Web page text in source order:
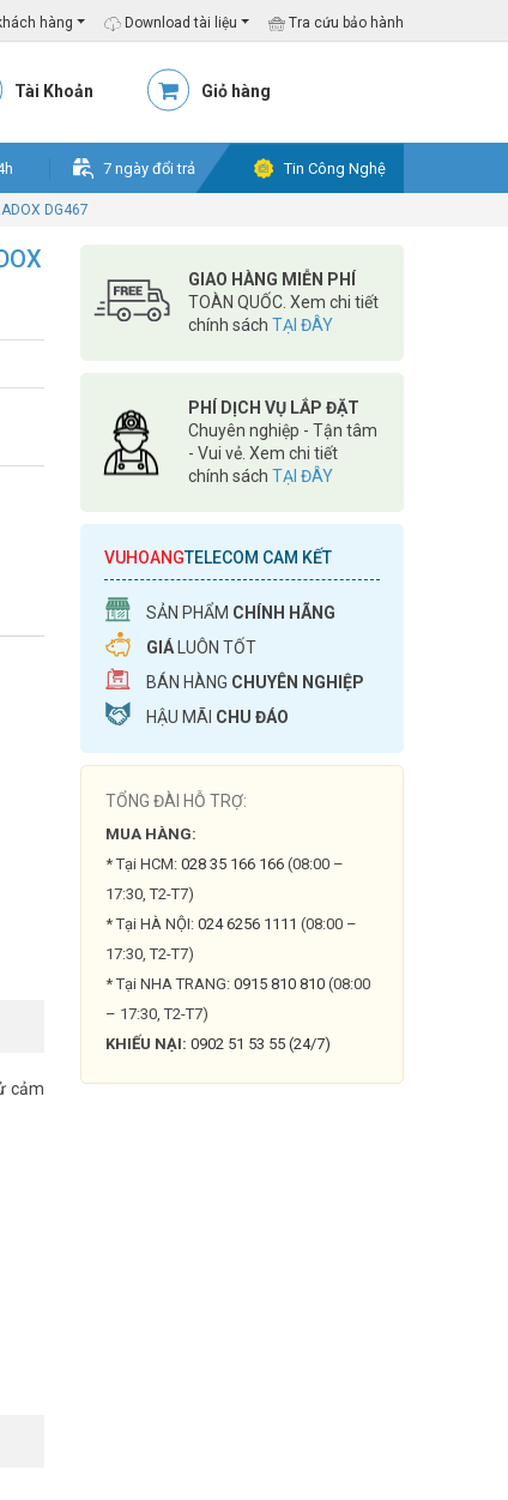
hàng Download tài liệu Tra cứu bảo hành
Tài Khoản Giỏ hàng
7 ngày đổi trả Tin Công Nghệ
DG467
cảm
GIAO HÀNG MIỄN PHÍ
TOÀN QUỐC. Xem chi tiết
chính sách TẠI ĐÂY
PHÍ DỊCH VỤ LẮP ĐẶT
Chuyên nghiệp - Tận tâm
- Vui vẻ. Xem chi tiết
chính sách TẠI ĐÂY
VUHOANGTELECOM CAM KẾT
SẢN PHẨM CHÍNH HÃNG
GIÁ LUÔN TỐT
BÁN HÀNG CHUYÊN NGHIỆP
HẬU MÃI CHU ĐÁO
TỔNG ĐÀI HỖ TRỢ:
MUA HÀNG:
* Tại HCM: 028 35 166 166 (08:00 –
17:30, T2-T7)
* Tại HÀ NỘI: 024 6256 1111 (08:00 –
17:30, T2-T7)
* Tại NHA TRANG: 0915 810 810 (08:00
– 17:30, T2-T7)
KHIẾU NẠI: 0902 51 53 55 (24/7)